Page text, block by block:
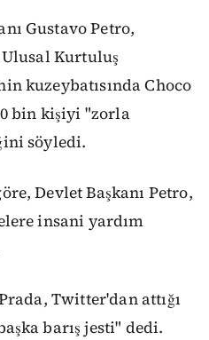
Gustavo Petro,
Kurtuluş
kuzeybatısında Choco
bin kişiyi "zorla
söyledi.
Devlet Başkanı Petro,
insani yardım
Twitter'dan attığı
barış jesti" dedi.